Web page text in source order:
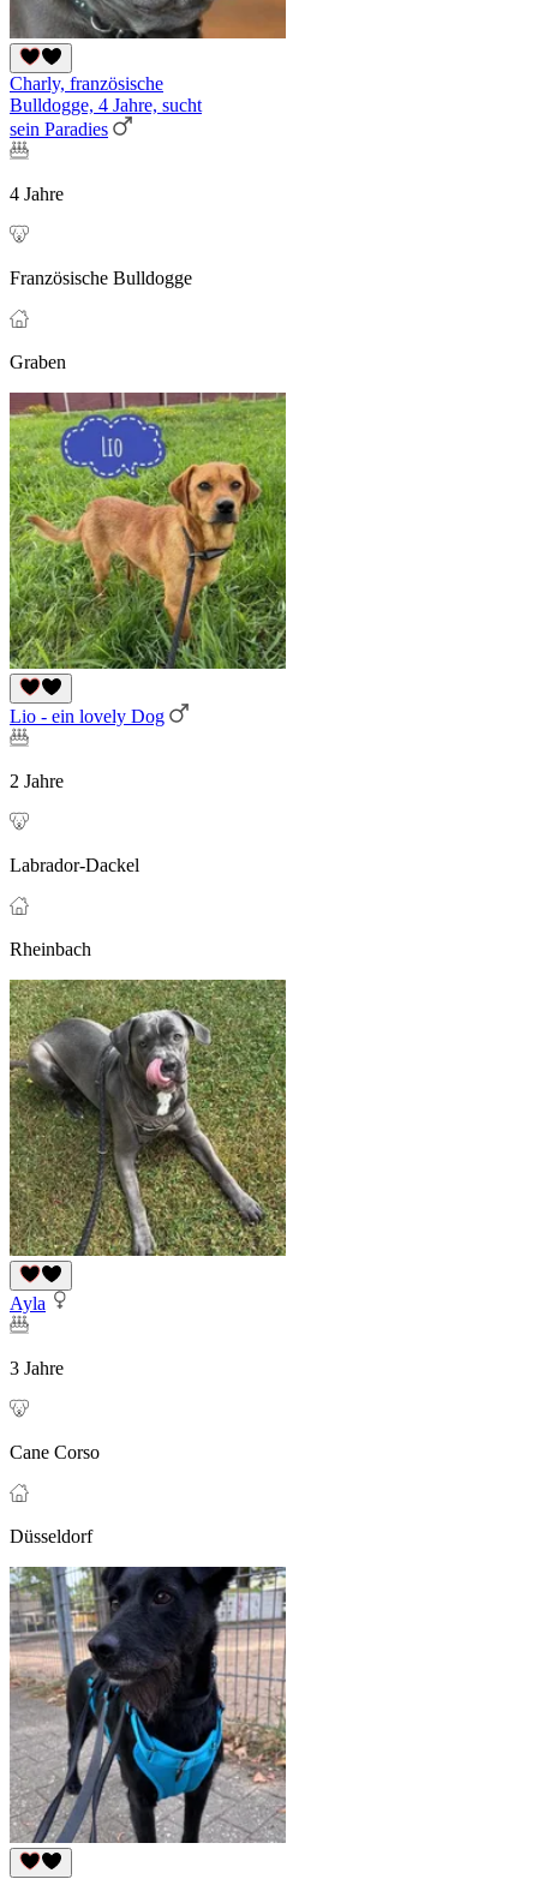
Charly, französische
Bulldogge, 4 Jahre, sucht
sein Paradies
4 Jahre
Französische Bulldogge
Graben
Lio - ein lovely Dog
2 Jahre
Labrador-Dackel
Rheinbach
Ayla
3 Jahre
Cane Corso
Düsseldorf